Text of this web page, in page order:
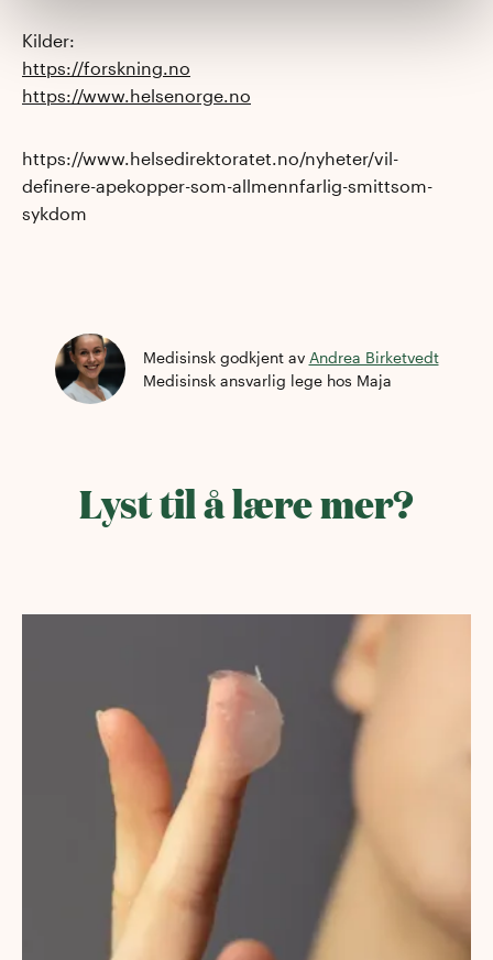
Kilder:
https://forskning.no
https://www.helsenorge.no
https://www.helsedirektoratet.no/nyheter/vil-
definere-apekopper-som-allmennfarlig-smittsom-
sykdom
Medisinsk godkjent av Andrea Birketvedt
Medisinsk ansvarlig legehos Maja
Lyst til å lære mer?